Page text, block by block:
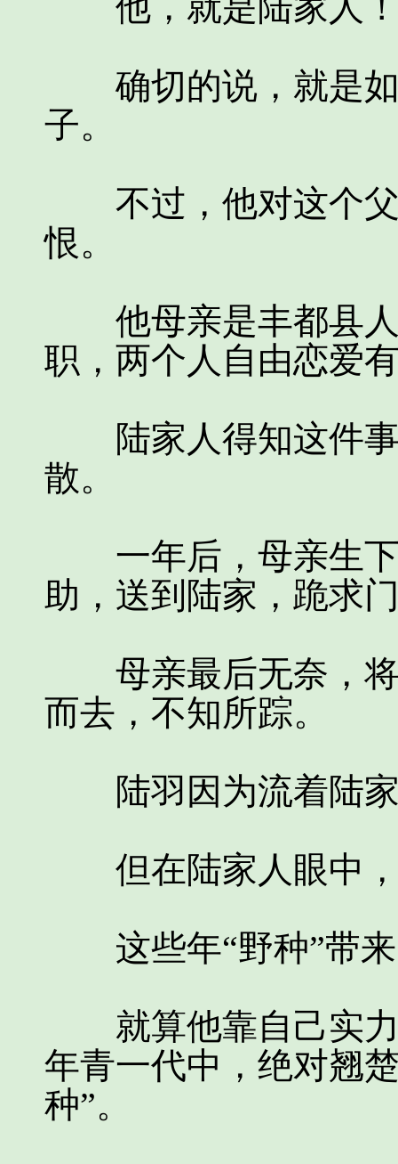
确切的说，就是如
子。
不过，他对这个父
恨。
他母亲是丰都县人
职，两个人自由恋爱
陆家人得知这件事
散。
一年后，母亲生下
助，送到陆家，跪求
母亲最后无奈，将
而去，不知所踪。
陆羽因为流着陆家
但在陆家人眼中，
这些年“野种”带来
就算他靠自己实力
年青一代中，绝对翘
种”。